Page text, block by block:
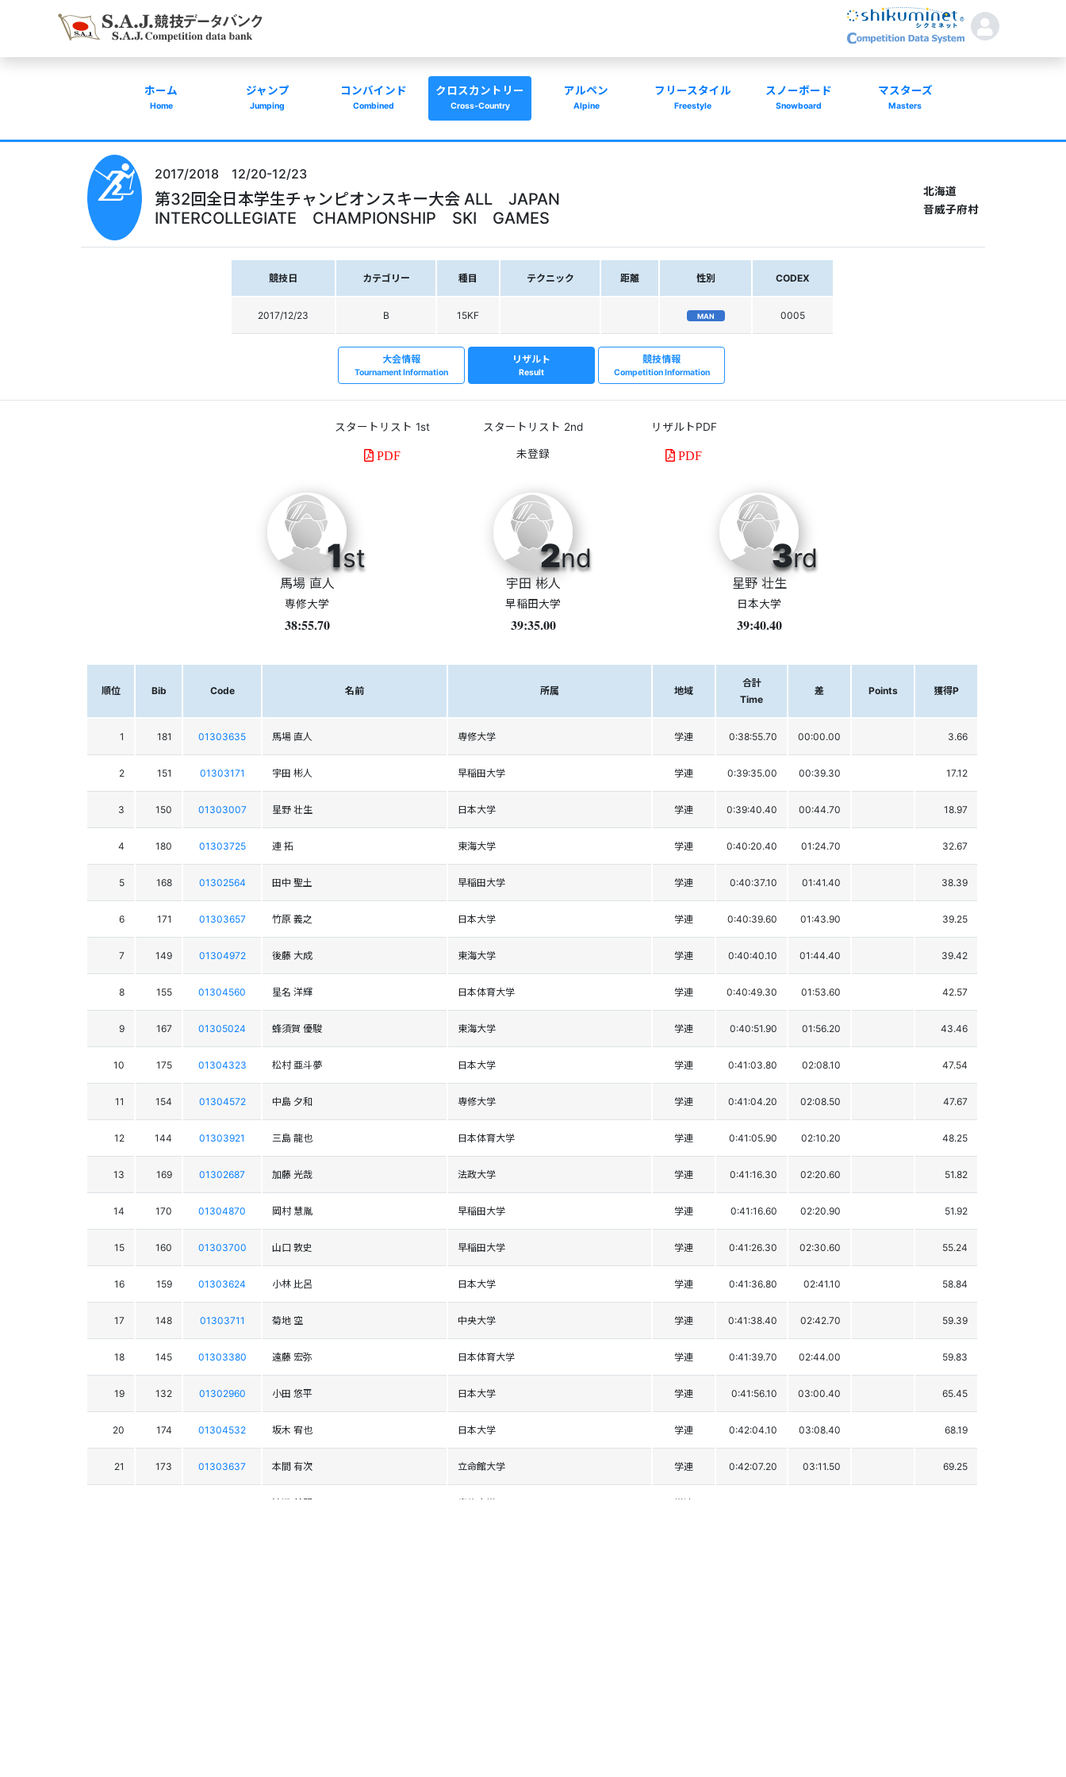
ホーム
Home
ジャンプ
Jumping
コンバインド
Combined
クロスカントリー
Cross-Country
アルペン
Alpine
フリースタイル
Freestyle
スノーボード
Snowboard
マスターズ
Masters
2017/2018 12/20-12/23
第32回全日本学生チャンピオンスキー大会 ALL JAPAN
INTERCOLLEGIATE CHAMPIONSHIP SKI GAMES
北海道
音威子府村
競技日 カテゴリー 種目 テクニック 距離 性別 CODEX
2017/12/23 B 15KF MAN 0005
大会情報
Tournament Information
リザルト
Result
競技情報
Competition Information
スタートリスト 1st
PDF
スタートリスト 2nd リザルトPDF
PDF
1st
馬場 直人
専修大学
38:55.70
2nd
宇田 彬人
早稲田大学
39:35.00
3rd
星野 壮生
日本大学
39:40.40
順位 Bib Code 名前 所属 地域
合計
Time
差 Points 獲得P
1 181 01303635 馬場 直人 専修大学 学連 0:38:55.70 00:00.00 3.66
2 151 01303171 宇田 彬人 早稲田大学 学連 0:39:35.00 00:39.30 17.12
3 150 01303007 星野 壮生 日本大学 学連 0:39:40.40 00:44.70 18.97
4 180 01303725 連 拓 東海大学 学連 0:40:20.40 01:24.70 32.67
5 168 01302564 田中 聖土 早稲田大学 学連 0:40:37.10 01:41.40 38.39
6 171 01303657 竹原 義之 日本大学 学連 0:40:39.60 01:43.90 39.25
7 149 01304972 後藤 大成 東海大学 学連 0:40:40.10 01:44.40 39.42
8 155 01304560 星名 洋輝 日本体育大学 学連 0:40:49.30 01:53.60 42.57
9 167 01305024 蜂須賀 優駿 東海大学 学連 0:40:51.90 01:56.20 43.46
10 175 01304323 松村 亜斗夢 日本大学 学連 0:41:03.80 02:08.10 47.54
11 154 01304572 中島 夕和 専修大学 学連 0:41:04.20 02:08.50 47.67
12 144 01303921 三島 龍也 日本体育大学 学連 0:41:05.90 02:10.20 48.25
13 169 01302687 加藤 光哉 法政大学 学連 0:41:16.30 02:20.60 51.82
14 170 01304870 岡村 慧胤 早稲田大学 学連 0:41:16.60 02:20.90 51.92
15 160 01303700 山口 敦史 早稲田大学 学連 0:41:26.30 02:30.60 55.24
16 159 01303624 小林 比呂 日本大学 学連 0:41:36.80 02:41.10 58.84
17 148 01303711 菊地 空 中央大学 学連 0:41:38.40 02:42.70 59.39
18 145 01303380 遠藤 宏弥 日本体育大学 学連 0:41:39.70 02:44.00 59.83
19 132 01302960 小田 悠平 日本大学 学連 0:41:56.10 03:00.40 65.45
20 174 01304532 坂木 宥也 日本大学 学連 0:42:04.10 03:08.40 68.19
21 173 01303637 本間 有次 立命館大学 学連 0:42:07.20 03:11.50 69.25
渡辺 基嗣 専修大学 学連